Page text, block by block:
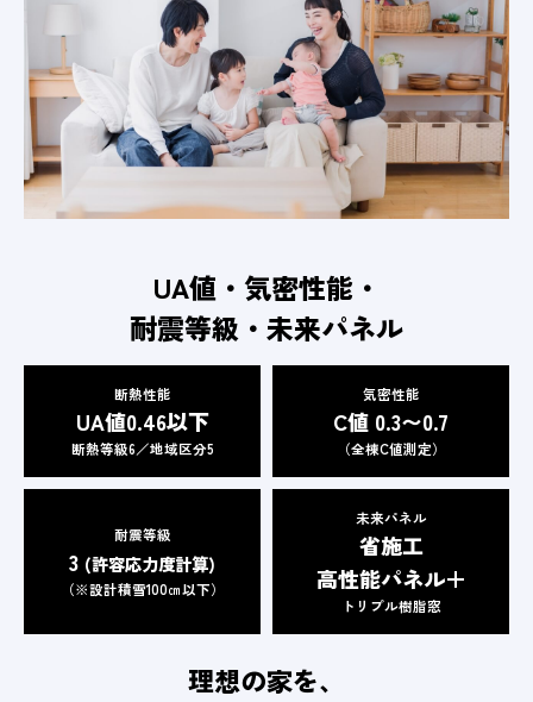
UA値・気密性能・
耐震等級・未来パネル
断熱性能
UA値0.46以下
断熱等級6／地域区分5
気密性能
C値 0.3〜0.7
（全棟C値測定）
耐震等級
3 (許容応力度計算)
（※設計積雪100㎝以下）
未来パネル
省施工
高性能パネル＋
トリプル樹脂窓
理想の家を、